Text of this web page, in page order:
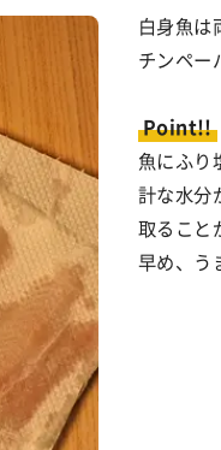
白身魚は
チンペー
Point!!
魚にふり
計な水分
取ること
早め、う